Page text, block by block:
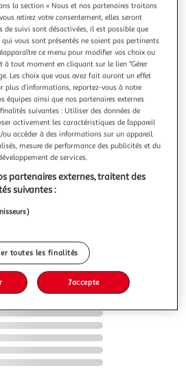
Convecteur mobile - Blanc
Convient pour une pièce
hors gel et anti surchauffe
*
3/4 jours
Bientôt dispo !
la section « Nous et nos partenaires traitons
retirez votre consentement, elles seront
de suivi sont désactivées, il est possible que
vous sont présentés ne soient pas pertinents
ce menu pour modifier vos choix ou
à tout moment en cliquant sur le lien "Gérer
Les choix que vous avez fait auront un effet
plus d’informations, reportez-vous à notre
équipes ainsi que nos partenaires externes
suivantes : Utiliser des données de
activement les caractéristiques de l’appareil
accéder à des informations sur un appareil.
mesure de performance des publicités et du
de services.
partenaires externes, traitent des
suivantes :
toutes les finalités
J'accepte